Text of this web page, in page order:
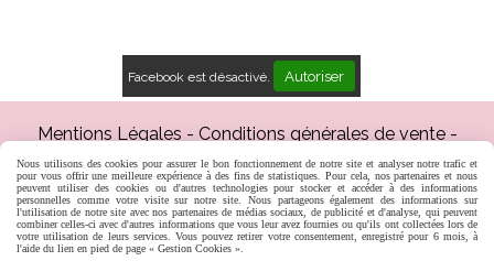
Facebook est désactivé. Autoriser
Mentions Légales
Conditions générales de vente
Gestion cookies
Mon Compte
Créer un site web
Inscription professionnels
Nous utilisons des cookies pour assurer le bon fonctionnement de notre site et analyser notre trafic et
pour vous offrir une meilleure expérience à des fins de statistiques. Pour cela, nos partenaires et nous
peuvent utiliser des cookies ou d'autres technologies pour stocker et accéder à des informations
personnelles comme votre visite sur notre site. Nous partageons également des informations sur
l'utilisation de notre site avec nos partenaires de médias sociaux, de publicité et d'analyse, qui peuvent
combiner celles-ci avec d'autres informations que vous leur avez fournies ou qu'ils ont collectées lors de
votre utilisation de leurs services. Vous pouvez retirer votre consentement, enregistré pour 6 mois, à
l'aide du lien en pied de page « Gestion Cookies ».